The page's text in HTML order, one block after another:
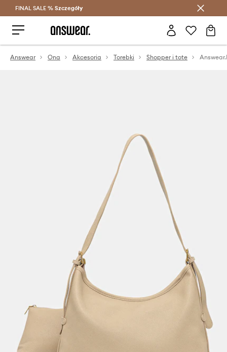
Oszczędzaj z Answear Club >
FINAL SALE % Szczegóły
Answear Ona Akcesoria Torebki Shopper i tote